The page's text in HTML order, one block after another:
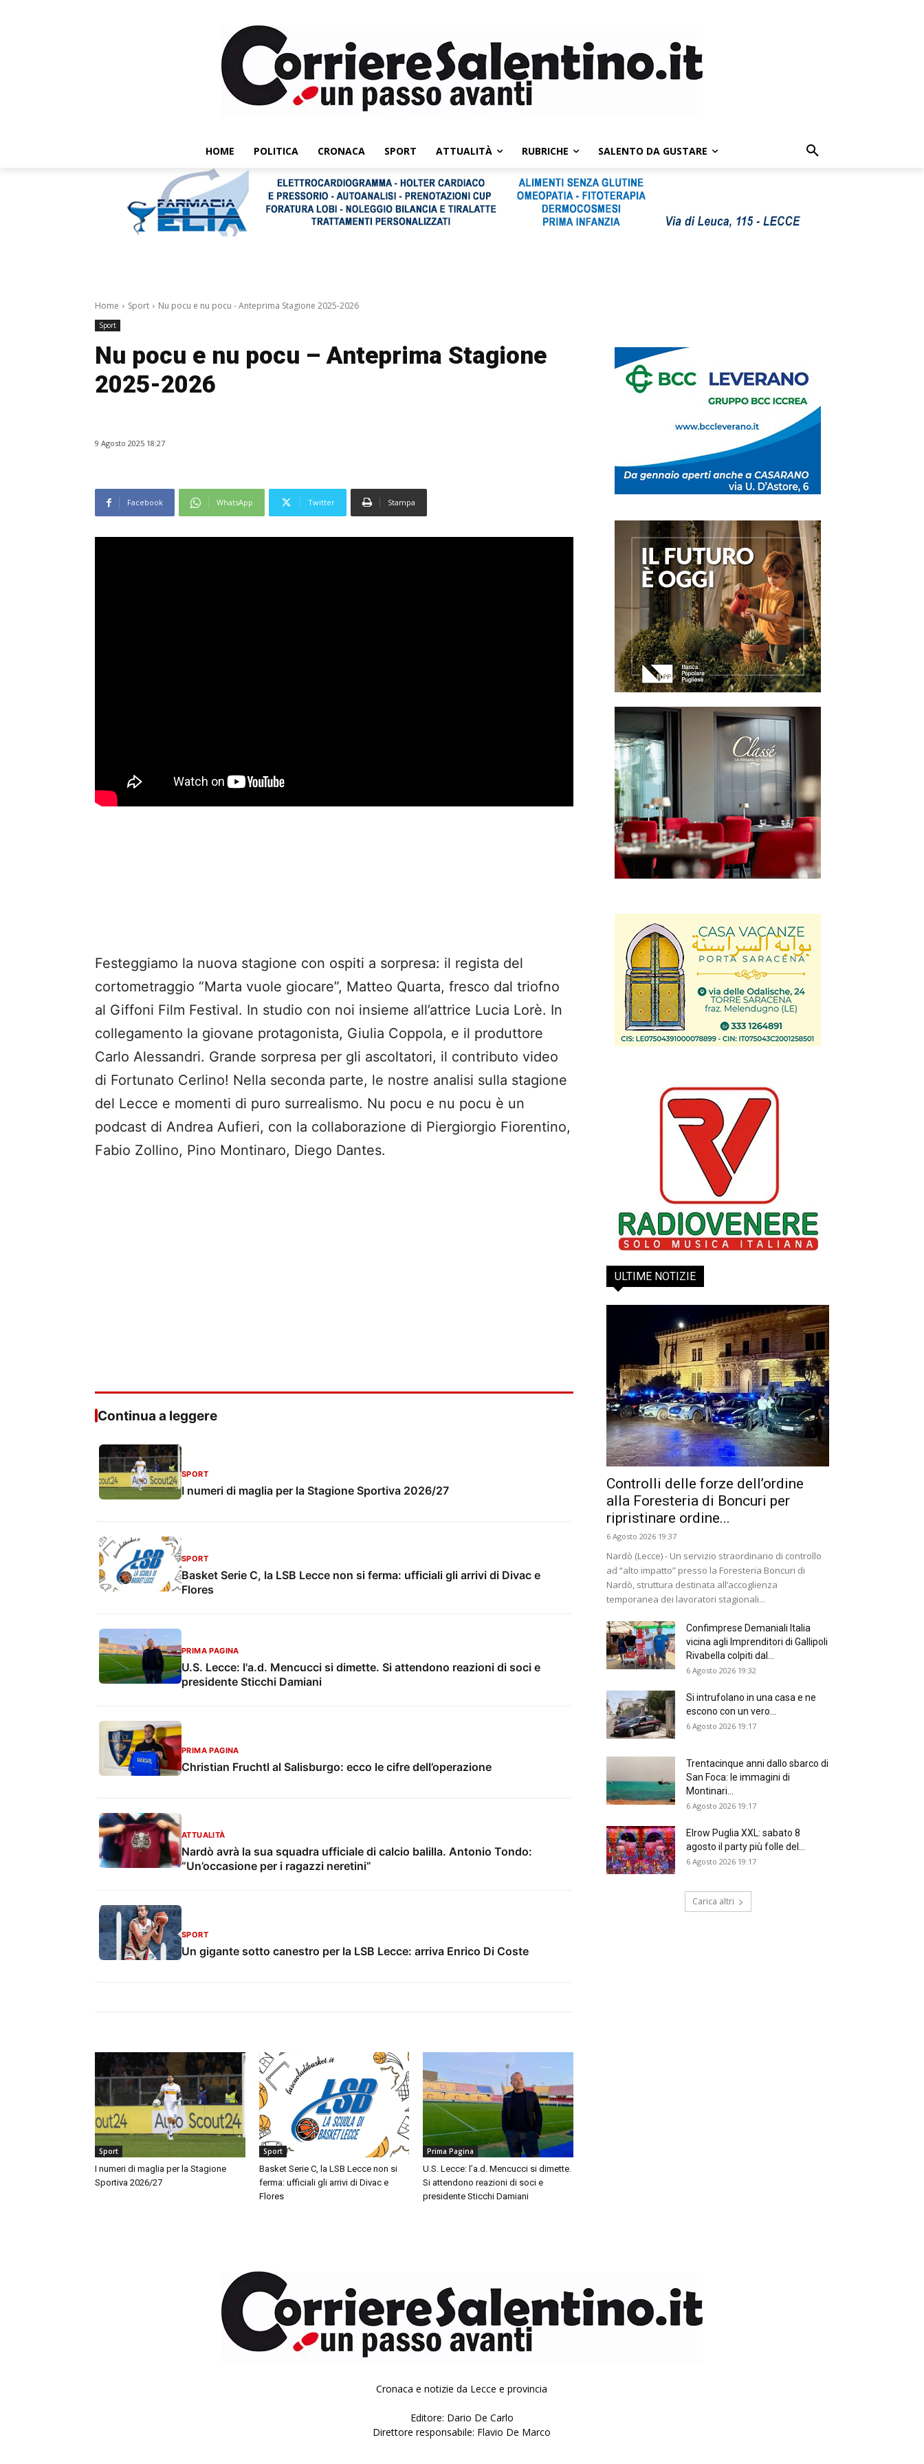
HOME POLITICA CRONACA SPORT ATTUALITÀ RUBRICHE SALENTO DA GUSTARE
Home Sport Nu pocu e nu pocu - Anteprima Stagione 2025-2026
Sport
Nu pocu e nu pocu – Anteprima Stagione
2025-2026
9 Agosto 2025 18:27
Facebook WhatsApp Twitter Stampa
Festeggiamo la nuova stagione con ospiti a sorpresa: il regista del
cortometraggio “Marta vuole giocare”, Matteo Quarta, fresco dal triofno
al Giffoni Film Festival. In studio con noi insieme all’attrice Lucia Lorè. In
collegamento la giovane protagonista, Giulia Coppola, e il produttore
Carlo Alessandri. Grande sorpresa per gli ascoltatori, il contributo video
di Fortunato Cerlino! Nella seconda parte, le nostre analisi sulla stagione
del Lecce e momenti di puro surrealismo. Nu pocu e nu pocu è un
podcast di Andrea Aufieri, con la collaborazione di Piergiorgio Fiorentino,
Fabio Zollino, Pino Montinaro, Diego Dantes.
Continua a leggere
SPORT
I numeri di maglia per la Stagione Sportiva 2026/27
SPORT
Basket Serie C, la LSB Lecce non si ferma: ufficiali gli arrivi di Divac e
Flores
PRIMA PAGINA
U.S. Lecce: l'a.d. Mencucci si dimette. Si attendono reazioni di soci e
presidente Sticchi Damiani
PRIMA PAGINA
Christian Fruchtl al Salisburgo: ecco le cifre dell’operazione
ATTUALITÀ
Nardò avrà la sua squadra ufficiale di calcio balilla. Antonio Tondo:
“Un’occasione per i ragazzi neretini”
SPORT
Un gigante sotto canestro per la LSB Lecce: arriva Enrico Di Coste
Sport
I numeri di maglia per la Stagione
Sportiva 2026/27
Sport
Basket Serie C, la LSB Lecce non si
ferma: ufficiali gli arrivi di Divac e
Flores
Prima Pagina
U.S. Lecce: l’a.d. Mencucci si dimette.
Si attendono reazioni di soci e
presidente Sticchi Damiani
ULTIME NOTIZIE
Controlli delle forze dell’ordine
alla Foresteria di Boncuri per
ripristinare ordine...
6 Agosto 2026 19:37
Nardò (Lecce) - Un servizio straordinario di controllo
ad “alto impatto” presso la Foresteria Boncuri di
Nardò, struttura destinata all’accoglienza
temporanea dei lavoratori stagionali...
Confimprese Demaniali Italia
vicina agli Imprenditori di Gallipoli
Rivabella colpiti dal...
6 Agosto 2026 19:32
Si intrufolano in una casa e ne
escono con un vero...
6 Agosto 2026 19:17
Trentacinque anni dallo sbarco di
San Foca: le immagini di
Montinari...
6 Agosto 2026 19:17
Elrow Puglia XXL: sabato 8
agosto il party più folle del...
6 Agosto 2026 19:17
Carica altri
Cronaca e notizie da Lecce e provincia
Editore: Dario De Carlo
Direttore responsabile: Flavio De Marco